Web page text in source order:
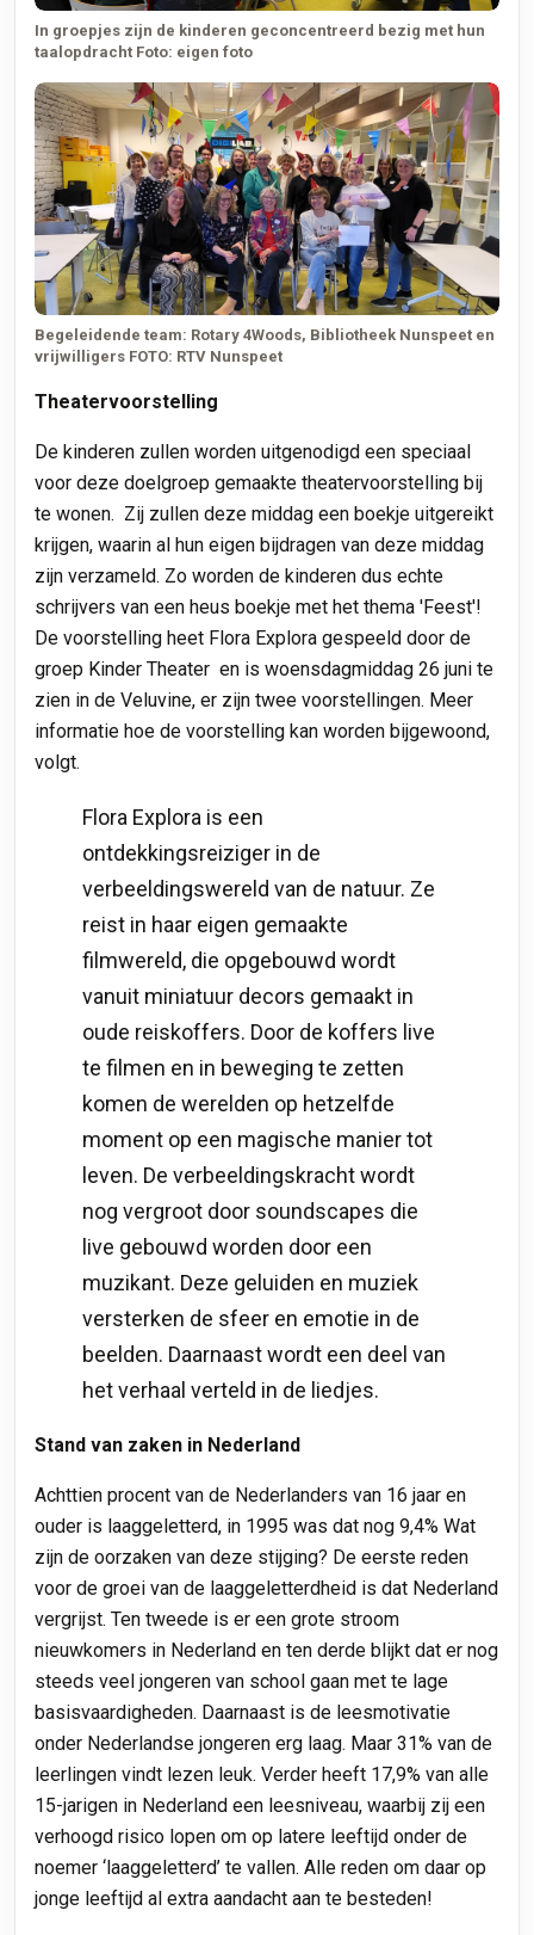
In groepjes zijn de kinderen geconcentreerd bezig met hun
taalopdracht Foto: eigen foto
Begeleidende team: Rotary 4Woods, Bibliotheek Nunspeet en
vrijwilligers FOTO: RTV Nunspeet
Theatervoorstelling
De kinderen zullen worden uitgenodigd een speciaal
voor deze doelgroep gemaakte theatervoorstelling bij
te wonen. Zij zullen deze middag een boekje uitgereikt
krijgen, waarin al hun eigen bijdragen van deze middag
zijn verzameld. Zo worden de kinderen dus echte
schrijvers van een heus boekje met het thema 'Feest'!
De voorstelling heet Flora Explora gespeeld door de
groep Kinder Theater en is woensdagmiddag 26 juni te
zien in de Veluvine, er zijn twee voorstellingen. Meer
informatie hoe de voorstelling kan worden bijgewoond,
volgt.
Flora Explora is een
ontdekkingsreiziger in de
verbeeldingswereld van de natuur. Ze
reist in haar eigen gemaakte
filmwereld, die opgebouwd wordt
vanuit miniatuur decors gemaakt in
oude reiskoffers. Door de koffers live
te filmen en in beweging te zetten
komen de werelden op hetzelfde
moment op een magische manier tot
leven. De verbeeldingskracht wordt
nog vergroot door soundscapes die
live gebouwd worden door een
muzikant. Deze geluiden en muziek
versterken de sfeer en emotie in de
beelden. Daarnaast wordt een deel van
het verhaal verteld in de liedjes.
Stand van zaken in Nederland
Achttien procent van de Nederlanders van 16 jaar en
ouder is laaggeletterd, in 1995 was dat nog 9,4% Wat
zijn de oorzaken van deze stijging? De eerste reden
voor de groei van de laaggeletterdheid is dat Nederland
vergrijst. Ten tweede is er een grote stroom
nieuwkomers in Nederland en ten derde blijkt dat er nog
steeds veel jongeren van school gaan met te lage
basisvaardigheden. Daarnaast is de leesmotivatie
onder Nederlandse jongeren erg laag. Maar 31% van de
leerlingen vindt lezen leuk. Verder heeft 17,9% van alle
15-jarigen in Nederland een leesniveau, waarbij zij een
verhoogd risico lopen om op latere leeftijd onder de
noemer ‘laaggeletterd’ te vallen. Alle reden om daar op
jonge leeftijd al extra aandacht aan te besteden!